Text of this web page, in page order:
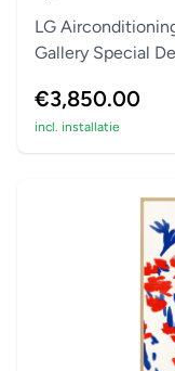
LG
Gallery Special
€3,850.00
incl. installatie